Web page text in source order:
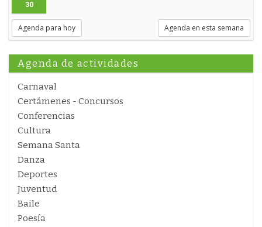
30
Agenda para hoy Agenda en esta semana
Agenda de actividades
Carnaval
Certámenes - Concursos
Conferencias
Cultura
Semana Santa
Danza
Deportes
Juventud
Baile
Poesía